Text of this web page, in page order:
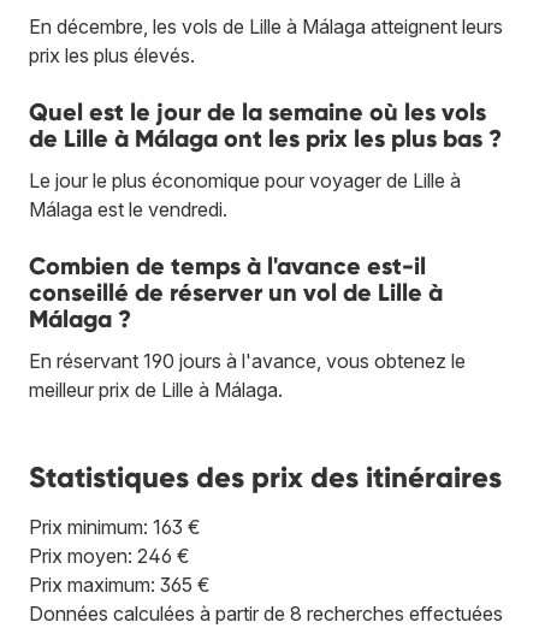
En décembre, les vols de Lille à Málaga atteignent leurs
prix les plus élevés.
Quel est le jour de la semaine où les vols
de Lille à Málaga ont les prix les plus bas ?
Le jour le plus économique pour voyager de Lille à
Málaga est le vendredi.
Combien de temps à l'avance est-il
conseillé de réserver un vol de Lille à
Málaga ?
En réservant 190 jours à l'avance, vous obtenez le
meilleur prix de Lille à Málaga.
Statistiques des prix des itinéraires
Prix minimum: 163 €
Prix moyen: 246 €
Prix maximum: 365 €
Données calculées à partir de 8 recherches effectuées